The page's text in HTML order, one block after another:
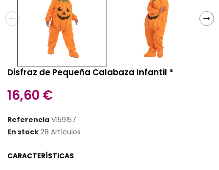
Disfraz de Pequeña Calabaza Infantil *
16,60 €
Referencia V159157
En stock 28 Artículos
CARACTERÍSTICAS